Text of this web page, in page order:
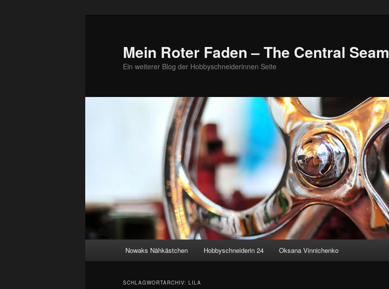
Mein Roter Faden – The Central Seam
Ein weiterer Blog der Hobbyschneiderinnen Seite
Nowaks Nähkästchen Hobbyschneiderin 24 Oksana Vinnichenko
SCHLAGWORTARCHIV: LILA